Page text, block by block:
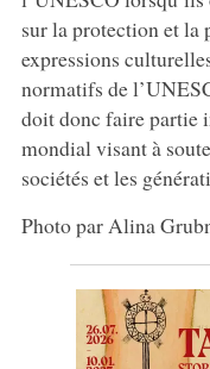
sur la protection et la
expressions
normatifs de
doit donc faire partie
mondial visant à
sociétés et les
Photo par Alina